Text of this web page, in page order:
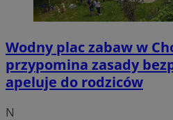
Wodny plac zabaw w
przypomina zasady
apeluje do rodziców
N